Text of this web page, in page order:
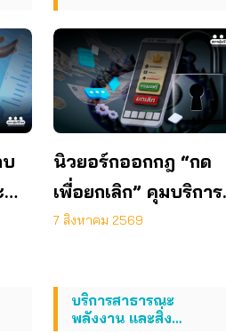
นิวยอร์กออกกฎ “กด
เพื่อยกเลิก” คุมบริการ
ออนไลน์ ต่ออายุสมา
7 สิงหาคม 2569
บริการสาธารณะ
พลังงาน และสิ่ง